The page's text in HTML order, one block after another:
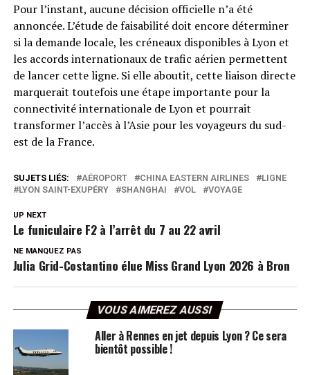
Pour l’instant, aucune décision officielle n’a été
annoncée. L’étude de faisabilité doit encore déterminer
si la demande locale, les créneaux disponibles à Lyon et
les accords internationaux de trafic aérien permettent
de lancer cette ligne. Si elle aboutit, cette liaison directe
marquerait toutefois une étape importante pour la
connectivité internationale de Lyon et pourrait
transformer l’accès à l’Asie pour les voyageurs du sud-
est de la France.
SUJETS LIÉS: AÉROPORT CHINA EASTERN AIRLINES
LIGNE
LYON SAINT-EXUPÉRY
SHANGHAI VOL VOYAGE
UP NEXT
Le funiculaire F2 à l’arrêt du 7 au 22 avril
NE MANQUEZ PAS
Julia Grid-Costantino élue Miss Grand Lyon 2026 à Bron
VOUS AIMEREZ AUSSI
Aller à Rennes en jet depuis Lyon ? Ce sera
bientôt possible !